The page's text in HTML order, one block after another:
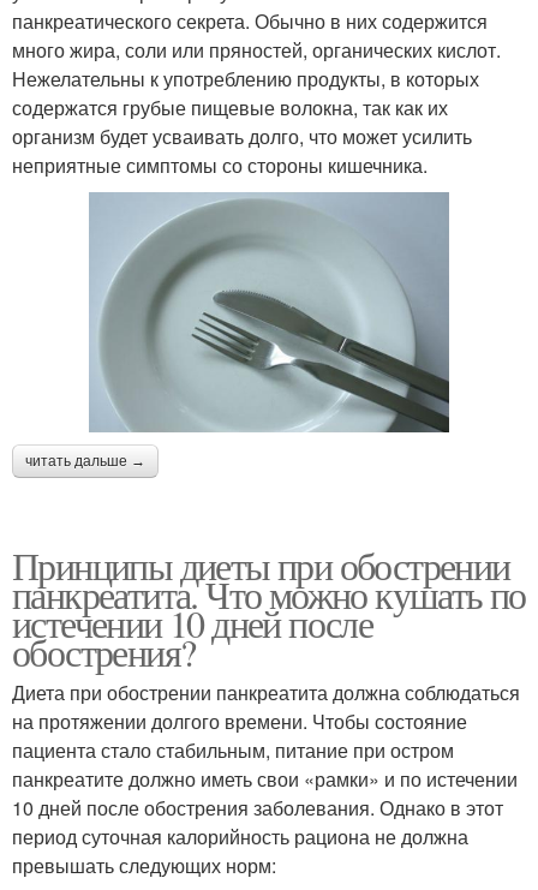
панкреатического секрета. Обычно в них содержится
много жира, соли или пряностей, органических кислот.
Нежелательны к употреблению продукты, в которых
содержатся грубые пищевые волокна, так как их
организм будет усваивать долго, что может усилить
неприятные симптомы со стороны кишечника.
читать дальше →
Принципы диеты при обострении
панкреатита. Что можно кушать по
истечении 10 дней после
обострения?
Диета при обострении панкреатита должна соблюдаться
на протяжении долгого времени. Чтобы состояние
пациента стало стабильным, питание при остром
панкреатите должно иметь свои «рамки» и по истечении
10 дней после обострения заболевания. Однако в этот
период суточная калорийность рациона не должна
превышать следующих норм: